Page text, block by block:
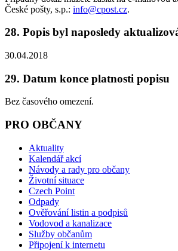
České pošty, s.p.: info@cpost.cz.
28. Popis byl naposledy
30.04.2018
29. Datum konce platnosti popisu
Bez časového omezení.
PRO OBČANY
Aktuality
Kalendář akcí
Návody a rady pro občany
Životní situace
Czech Point
Odpady
Ověřování listin a podpisů
Vodovod a kanalizace
Služby občanům
Připojení k internetu